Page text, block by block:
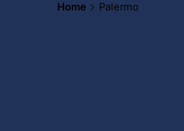
Home Palermo